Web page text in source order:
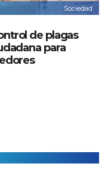
Sociedad
de plagas
para